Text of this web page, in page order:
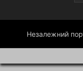
Незалежний